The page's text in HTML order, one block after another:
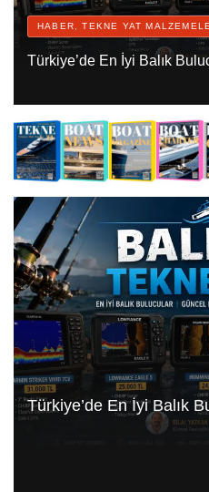
HABER, TEKNE YAT
Türkiye’de En İyi Balık
Türkiye’de En İyi Balık